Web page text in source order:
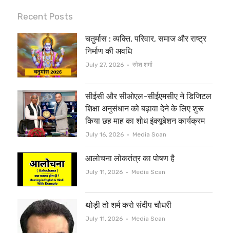
i
t
t
e
r
c
e
b
o
o
k
Recent Posts
चतुर्मास : व्यक्ति, परिवार, समाज और राष्ट्र
निर्माण की अवधि
July 27, 2026 Author
रमेश शर्मा
सीईसी और सीओएल-सीईएमसीए ने डिजिटल
शिक्षा अनुसंधान को बढ़ावा देने के लिए शुरू
किया छह माह का शोध इंक्यूबेशन कार्यक्रम
July 16, 2026 Author
Media Scan
आलोचना लोकतंत्र का पोषण है
July 11, 2026 Author
Media Scan
थोड़ी तो शर्म करो संदीप चौधरी
July 11, 2026 Author
Media Scan